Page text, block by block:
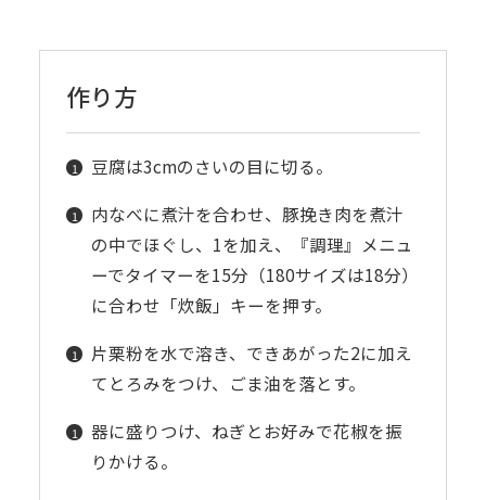
作り方
豆腐は3cmのさいの目に切る。
内なべに煮汁を合わせ、豚挽き肉を煮汁
の中でほぐし、1を加え、『調理』メニュ
ーでタイマーを15分（180サイズは18分）
に合わせ「炊飯」キーを押す。
片栗粉を水で溶き、できあがった2に加え
てとろみをつけ、ごま油を落とす。
器に盛りつけ、ねぎとお好みで花椒を振
りかける。